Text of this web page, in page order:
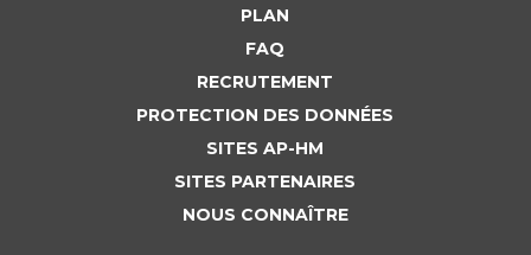
PLAN
FAQ
RECRUTEMENT
PROTECTION DES DONNÉES
SITES AP-HM
SITES PARTENAIRES
NOUS CONNAÎTRE